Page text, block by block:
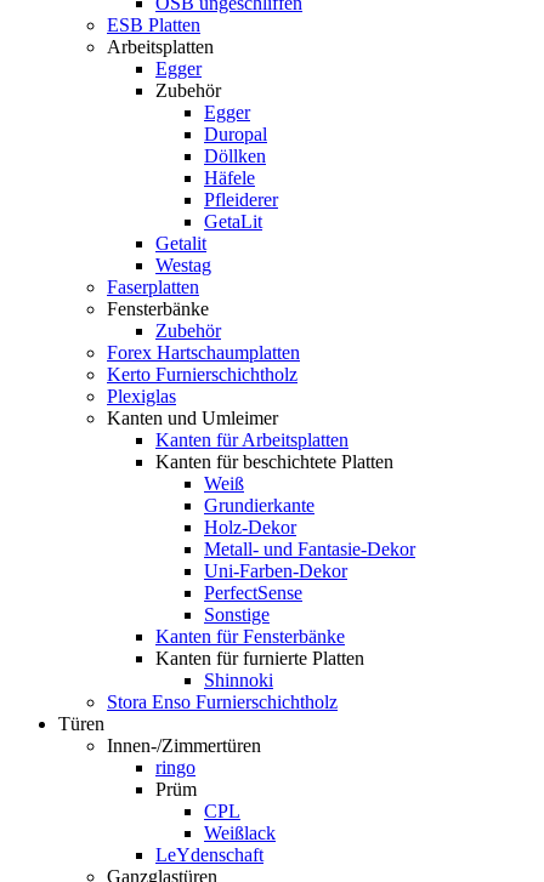
ESB Platten
Arbeitsplatten
Egger
Zubehör
Egger
Duropal
Döllken
Häfele
Pfleiderer
GetaLit
Getalit
Westag
Faserplatten
Fensterbänke
Zubehör
Forex Hartschaumplatten
Kerto Furnierschichtholz
Plexiglas
Kanten und Umleimer
Kanten für Arbeitsplatten
Kanten für beschichtete Platten
Weiß
Grundierkante
Holz-Dekor
Metall- und Fantasie-Dekor
Uni-Farben-Dekor
PerfectSense
Sonstige
Kanten für Fensterbänke
Kanten für furnierte Platten
Shinnoki
Stora Enso Furnierschichtholz
Türen
Innen-/Zimmertüren
ringo
Prüm
CPL
Weißlack
LeYdenschaft
Ganzglastüren